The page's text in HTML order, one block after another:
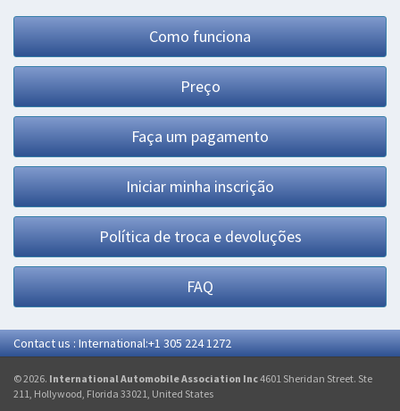
Como funciona
Preço
Faça um pagamento
Iniciar minha inscrição
Política de troca e devoluções
FAQ
Contact us : International:+1 305 224 1272
© 2026. International Automobile Association Inc4601 Sheridan Street. Ste
211, Hollywood, Florida 33021, United States